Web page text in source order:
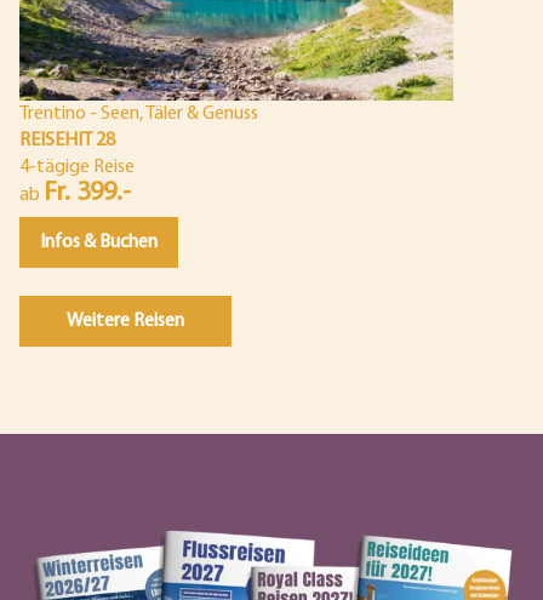
Trentino - Seen, Täler & Genuss
REISEHIT 28
4-tägige Reise
ab Fr. 399.-
Infos & Buchen
Weitere Reisen